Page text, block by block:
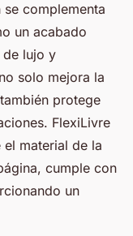
complementa
un acabado
de lujo y
solo mejora la
protege
FlexiLivre
material de la
cumple con
un